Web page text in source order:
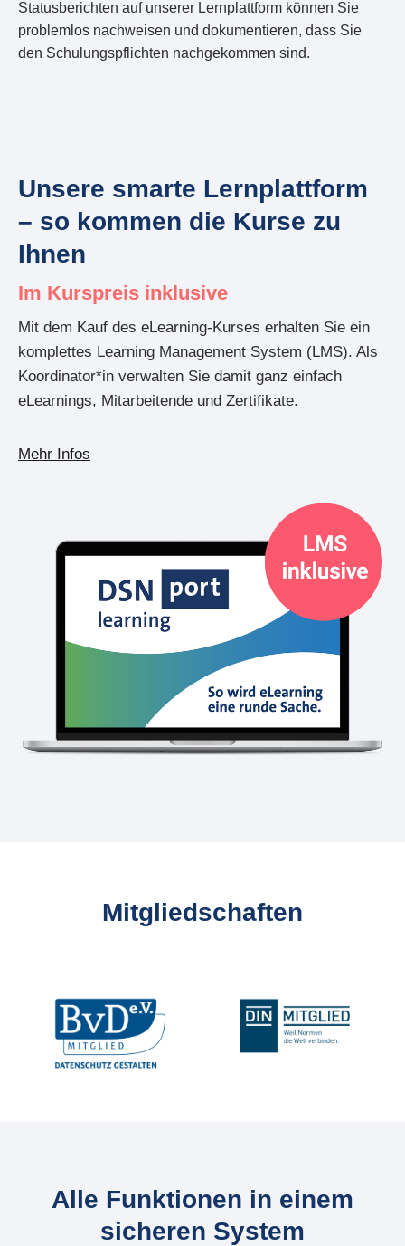
Statusberichten auf unserer Lernplattform können Sie
problemlos nachweisen und dokumentieren, dass Sie
den Schulungspflichten nachgekommen sind.
Unsere smarte Lernplattform
– so kommen die Kurse zu
Ihnen
Im Kurspreis inklusive
Mit dem Kauf des eLearning-Kurses erhalten Sie ein
komplettes Learning Management System (LMS). Als
Koordinator*in verwalten Sie damit ganz einfach
eLearnings, Mitarbeitende und Zertifikate.
Mehr Infos
Mitgliedschaften
Alle Funktionen in einem
sicheren System